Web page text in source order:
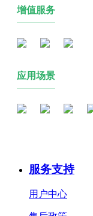
增值服务
应用场景
服务支持
用户中心